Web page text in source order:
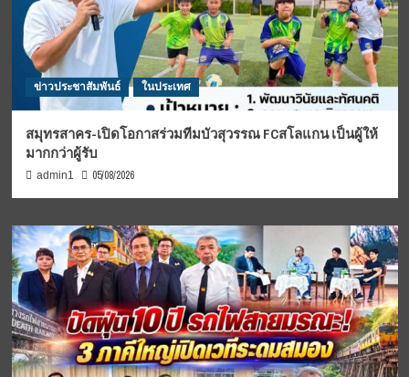
ข่าวประชาสัมพันธ์ ในประเทศ
สมุทรสาคร-เปิดโอกาสร่วมทีมบัวสุวรรณ FCสโลแกน เป็นผู้ให้
มากกว่าผู้รับ
admin1 05/08/2026